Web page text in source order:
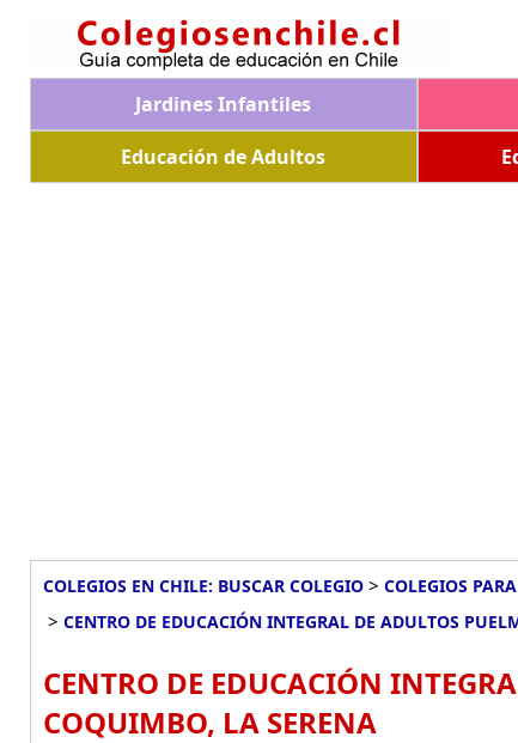
Jardines Infantiles
Educación de Adultos
COLEGIOS EN CHILE: BUSCAR COLEGIO > COLEGIOS
> CENTRO DE EDUCACIÓN INTEGRAL DE ADULTOS
CENTRO DE EDUCACIÓN
COQUIMBO, LA SERENA